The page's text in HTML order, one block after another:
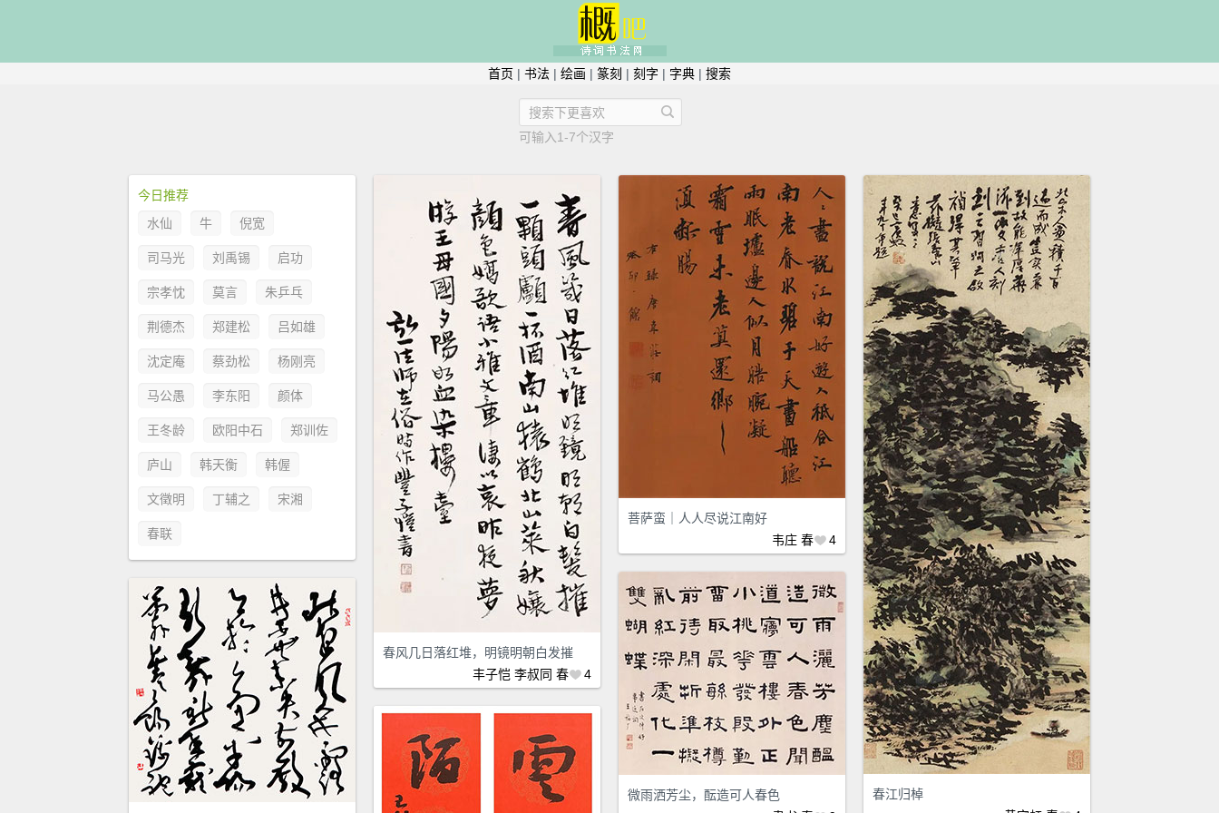
首页 | 书法 | 绘画 | 篆刻 | 刻字 | 字典 | 搜索
可输入1-7个汉字
今日推荐
水仙
牛 倪宽
司马光 刘禹锡 启功
宗孝忱 莫言 朱乒乓
荆德杰 郑建松 吕如雄
沈定庵 蔡劲松 杨刚亮
马公愚 李东阳 颜体
王冬龄 欧阳中石 郑训佐
庐山 韩天衡 韩偓
文徵明 丁辅之 宋湘
春联
春风几日落红堆，明镜明朝白发摧
丰子恺 李叔同 春 4
菩萨蛮｜人人尽说江南好
韦庄 春 4
春江归棹
微雨洒芳尘，酝造可人春色